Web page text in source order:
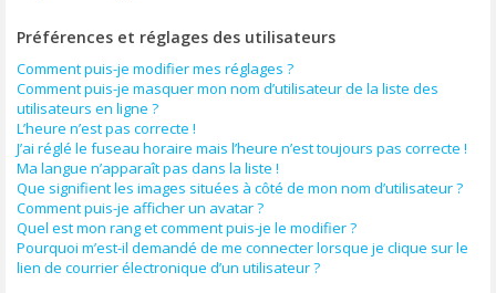
Préférences et réglages des utilisateurs
Comment puis-je modifier mes réglages ?
Comment puis-je masquer mon nom d’utilisateur de la liste des
utilisateurs en ligne ?
L’heure n’est pas correcte !
J’ai réglé le fuseau horaire mais l’heure n’est toujours pas correcte !
Ma langue n’apparaît pas dans la liste !
Que signifient les images situées à côté de mon nom d’utilisateur ?
Comment puis-je afficher un avatar ?
Quel est mon rang et comment puis-je le modifier ?
Pourquoi m’est-il demandé de me connecter lorsque je clique sur le
lien de courrier électronique d’un utilisateur ?